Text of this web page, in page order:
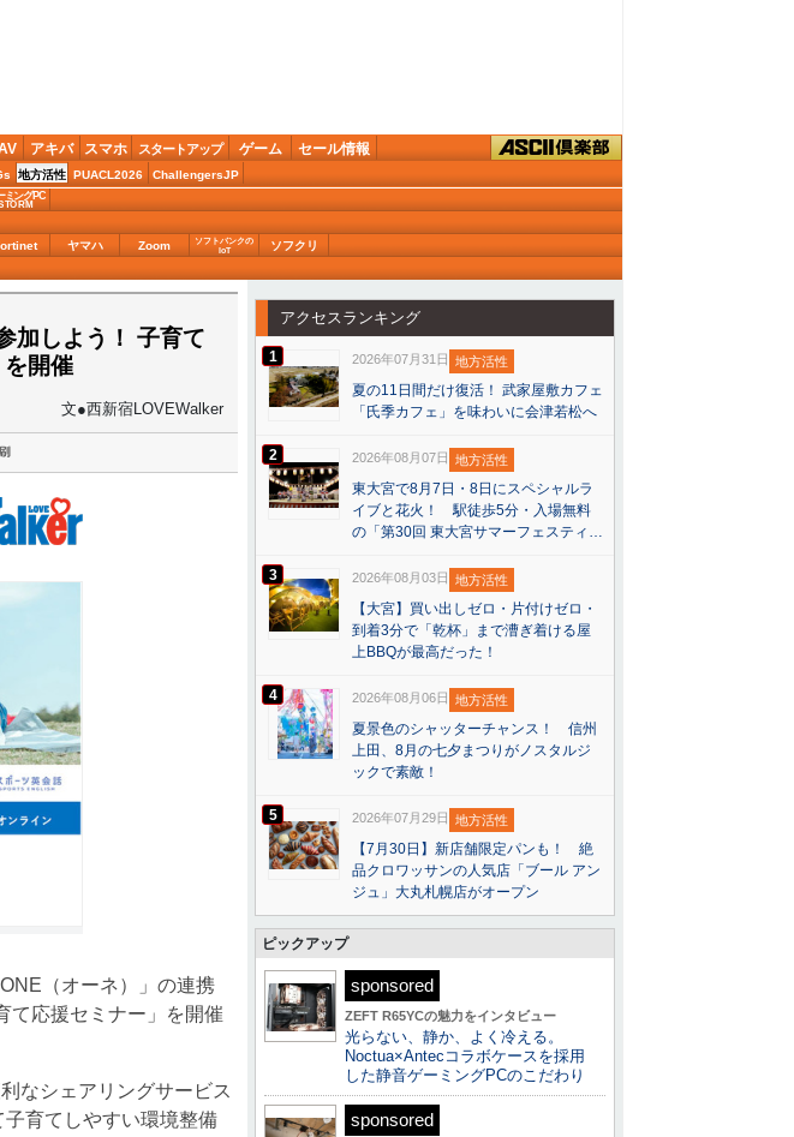
アキバ スマホ スタートアップ ゲーム セール情報
地方活性 PUACL2026 ChallengersJP
ミングPC
ヤマハ Zoom
ソフトバンクの
IoT
ソフクリ
加しよう！ 子育て
開催
文●西新宿LOVEWalker
（オーネ）」の連携
て応援セミナー」を開催
なシェアリングサービス
育てしやすい環境整備
アクセスランキング
1 2026年07月31日 地方活性
夏の11日間だけ復活！ 武家屋敷カフェ
「氏季カフェ」を味わいに会津若松へ
2 2026年08月07日 地方活性
東大宮で8月7日・8日にスペシャルラ
イブと花火！ 駅徒歩5分・入場無料
の「第30回 東大宮サマーフェスティ…
3 2026年08月03日 地方活性
【大宮】買い出しゼロ・片付けゼロ・
到着3分で「乾杯」まで漕ぎ着ける屋
上BBQが最高だった！
4 2026年08月06日 地方活性
夏景色のシャッターチャンス！ 信州
上田、8月の七夕まつりがノスタルジ
ックで素敵！
5 2026年07月29日 地方活性
【7月30日】新店舗限定パンも！ 絶
品クロワッサンの人気店「ブール アン
ジュ」大丸札幌店がオープン
ピックアップ
sponsored
ZEFT R65YCの魅力をインタビュー
光らない、静か、よく冷える。
Noctua×Antecコラボケースを採用
した静音ゲーミングPCのこだわり
sponsored